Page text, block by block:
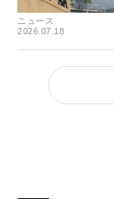
ニュース
2026.07.18